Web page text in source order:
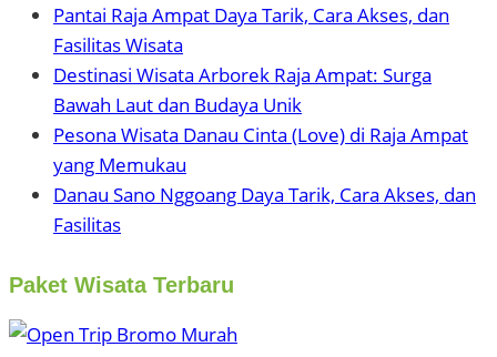
Pantai Raja Ampat Daya Tarik, Cara Akses, dan
Fasilitas Wisata
Destinasi Wisata Arborek Raja Ampat: Surga
Bawah Laut dan Budaya Unik
Pesona Wisata Danau Cinta (Love) di Raja Ampat
yang Memukau
Danau Sano Nggoang Daya Tarik, Cara Akses, dan
Fasilitas
Paket Wisata Terbaru